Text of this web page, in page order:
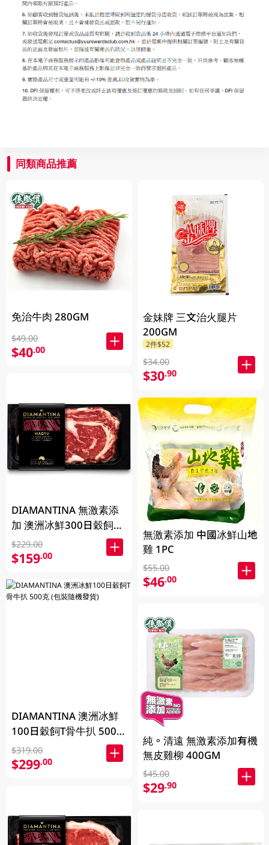
同類商品推薦
免治牛肉 280GM
$49.00
$40.00
DIAMANTINA 無激素添
加 澳洲冰鮮300日穀飼和
牛肉眼扒SB4+ 200克
$229.00
$159.00
DIAMANTINA 澳洲冰鮮
100日穀飼T骨牛扒 500
克 (包裝隨機發貨)
$319.00
$299.00
金妹牌 三文治火腿片
200GM
2件$52
$34.00
$30.90
無激素添加 中國冰鮮山地
雞 1PC
$55.00
$46.00
純。清遠 無激素添加有機
無皮雞柳 400GM
$45.00
$29.90